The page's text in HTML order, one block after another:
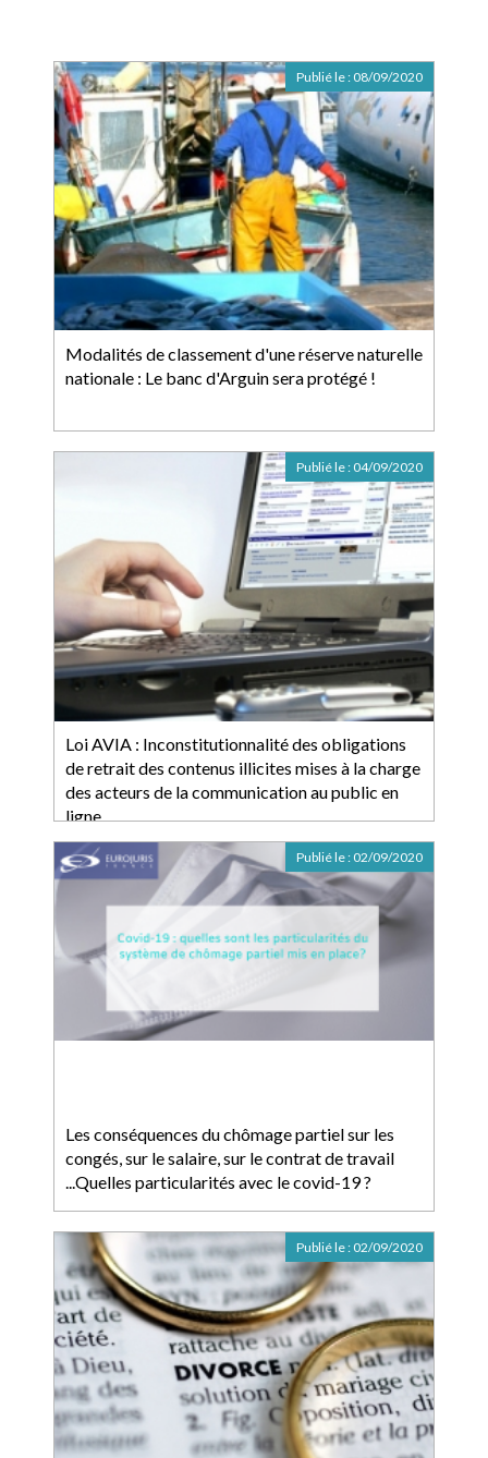
Modalités de classement d'une réserve naturelle
nationale : Le banc d'Arguin sera protégé !
Publié le : 08/09/2020
Loi AVIA : Inconstitutionnalité des obligations
de retrait des contenus illicites mises à la charge
des acteurs de la communication au public en
ligne
Publié le : 04/09/2020
Les conséquences du chômage partiel sur les
congés, sur le salaire, sur le contrat de travail
...Quelles particularités avec le covid-19 ?
Publié le : 02/09/2020
Publié le : 02/09/2020